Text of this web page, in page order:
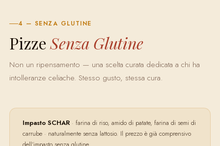
4 — SENZA GLUTINE
Pizze Senza Glutine
Non un ripensamento — una scelta curata dedicata a chi ha
intolleranze celiache. Stesso gusto, stessa cura.
Impasto SCHAR· farina di riso, amido di patate, farina di semi di
carrube · naturalmente senza lattosio. Il prezzo è già comprensivo